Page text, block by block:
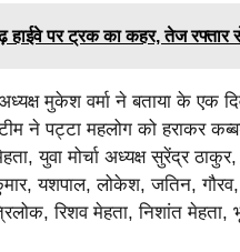
हाईवे पर ट्रक का कहर, तेज रफ्तार
मुकेश वर्मा ने बताया के एक
ने पट्टा महलोग को हराकर
युवा मोर्चा अध्यक्ष सुरेंद्र
कुमार, यशपाल, लोकेश, जतिन,
रिशव मेहता, निशांत